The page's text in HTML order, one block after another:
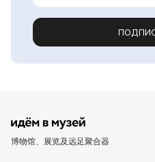
博物馆、展览及远足聚合器